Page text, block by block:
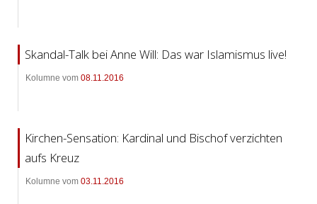
Skandal-Talk bei Anne Will: Das war Islamismus live!
Kolumne vom 08.11.2016
Kirchen-Sensation: Kardinal und Bischof verzichten
aufs Kreuz
Kolumne vom 03.11.2016